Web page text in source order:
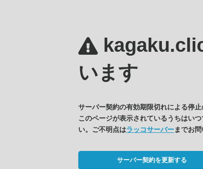
います
サーバー契約の有効期限切れによる停
このページが表示されているうちはい
い。ご不明点はラッコサーバーまでお
サーバー契約を更新する